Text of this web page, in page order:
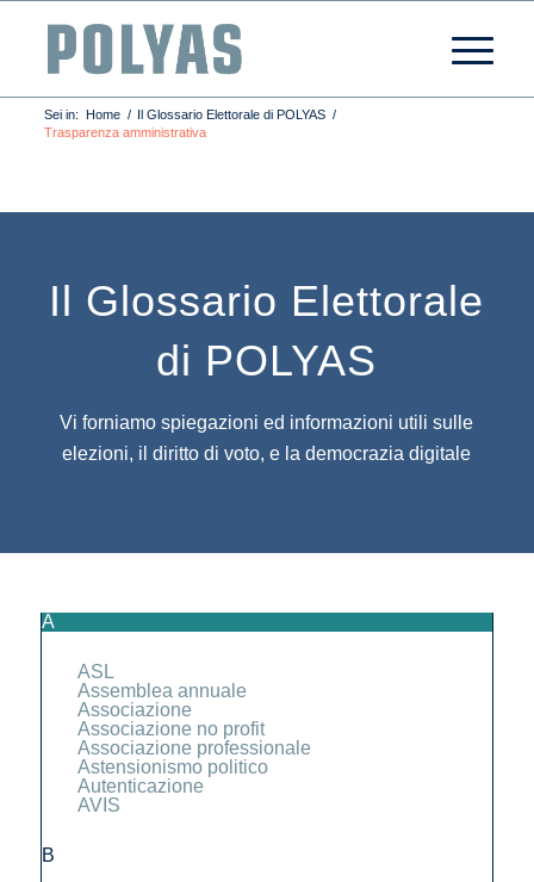
Sei in: Home / Il Glossario Elettorale di POLYAS /
Trasparenza amministrativa
Il Glossario Elettorale
di POLYAS
Vi forniamo spiegazioni ed informazioni utili sulle
elezioni, il diritto di voto, e la democrazia digitale
A
ASL
Assemblea annuale
Associazione
Associazione no profit
Associazione professionale
Astensionismo politico
Autenticazione
AVIS
B